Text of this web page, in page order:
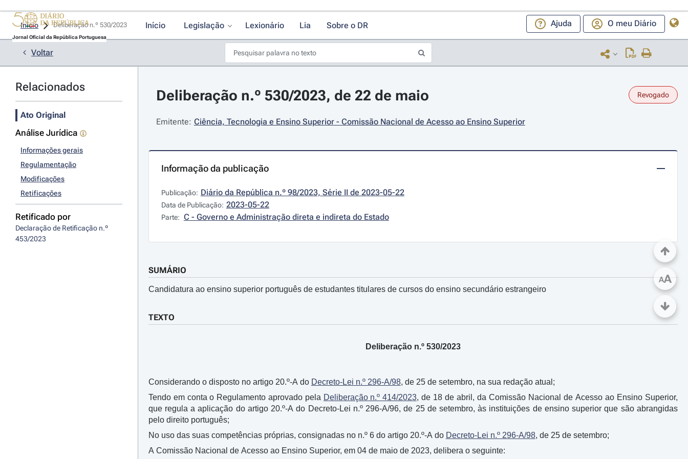
Jornal Oficial da República Portuguesa
Início Legislação Lexionário Lia Sobre o DR Ajuda O meu Diário
Início
Voltar
Relacionados
Ato Original
Análise Jurídica
Informações gerais
Regulamentação
Modificações
Retificações
Retificado por
Declaração de Retificação n.º
453/2023
Deliberação n.º 530/2023, de 22 de maio Revogado
Emitente: Ciência, Tecnologia e Ensino Superior - Comissão Nacional de Acesso ao Ensino Superior
Informação da publicação
Publicação: Diário da República n.º 98/2023, Série II de 2023-05-22
Data de Publicação: 2023-05-22
Parte: C - Governo e Administração direta e indireta do Estado
SUMÁRIO
Candidatura ao ensino superior português de estudantes titulares de cursos do ensino secundário estrangeiro
TEXTO
Deliberação n.º 530/2023
Considerando o disposto no artigo 20.º-A do Decreto-Lei n.º 296-A/98, de 25 de setembro, na sua redação atual;
Tendo em conta o Regulamento aprovado pela Deliberação n.º 414/2023, de 18 de abril, da Comissão Nacional de Acesso ao Ensino Superior,
que regula a aplicação do artigo 20.º-A do Decreto-Lei n.º 296-A/96, de 25 de setembro, às instituições de ensino superior que são abrangidas
pelo direito português;
No uso das suas competências próprias, consignadas no n.º 6 do artigo 20.º-A do Decreto-Lei n.º 296-A/98, de 25 de setembro;
A Comissão Nacional de Acesso ao Ensino Superior, em 04 de maio de 2023, delibera o seguinte:
AA